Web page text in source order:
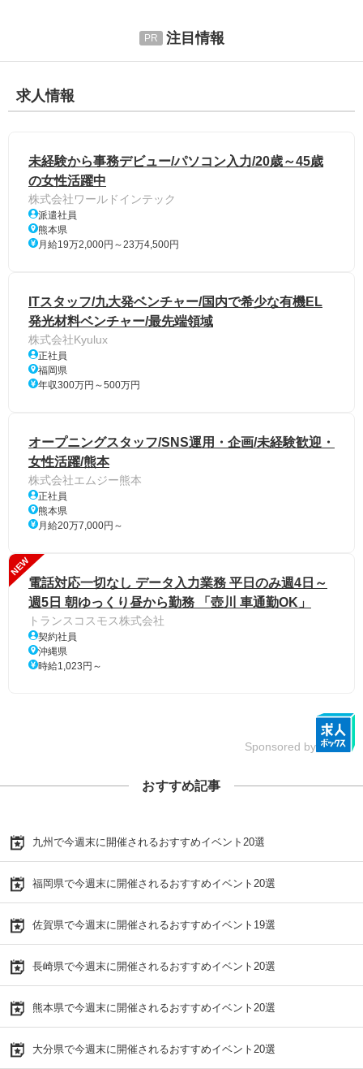
注目情報
求人情報
未経験から事務デビュー/パソコン入力/20歳～45歳
の女性活躍中
株式会社ワールドインテック
派遣社員
熊本県
月給19万2,000円～23万4,500円
ITスタッフ/九大発ベンチャー/国内で希少な有機EL
発光材料ベンチャー/最先端領域
株式会社Kyulux
正社員
福岡県
年収300万円～500万円
オープニングスタッフ/SNS運用・企画/未経験歓迎・
女性活躍/熊本
株式会社エムジー熊本
正社員
熊本県
月給20万7,000円～
NEW
電話対応一切なし データ入力業務 平日のみ週4日～
週5日 朝ゆっくり昼から勤務 「壺川 車通勤OK」
トランスコスモス株式会社
契約社員
沖縄県
時給1,023円～
Sponsored by
おすすめ記事
九州で今週末に開催されるおすすめイベント20選
福岡県で今週末に開催されるおすすめイベント20選
佐賀県で今週末に開催されるおすすめイベント19選
長崎県で今週末に開催されるおすすめイベント20選
熊本県で今週末に開催されるおすすめイベント20選
大分県で今週末に開催されるおすすめイベント20選